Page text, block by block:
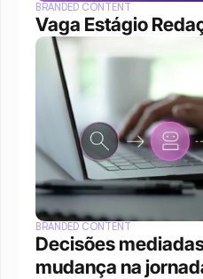
BRANDED CONTENT
Vaga Estágio
BRANDED CONTENT
Decisões
mudança na